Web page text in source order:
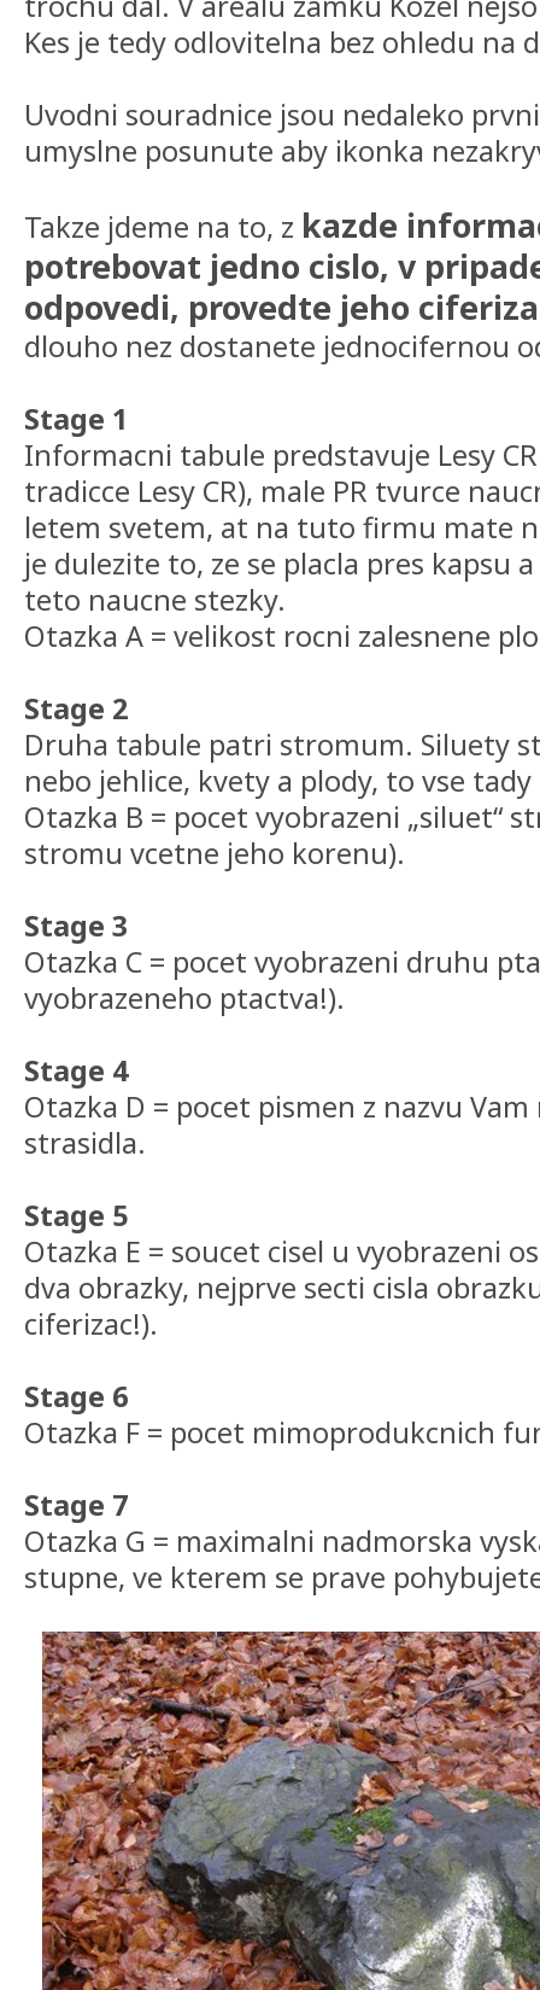
Kes je tedy odlovitelna bez ohledu na
Uvodni souradnice jsou nedaleko
umyslne posunute aby ikonka
Takze jdeme na to, z kazde
potrebovat jedno cislo, v
odpovedi, provedte jeho
dlouho nez dostanete jednocifernou
Stage 1
Informacni tabule predstavuje Lesy
tradicce Lesy CR), male PR tvurce
letem svetem, at na tuto firmu mate
je dulezite to, ze se placla pres kapsu
teto naucne stezky.
Otazka A = velikost rocni zalesnene
Stage 2
Druha tabule patri stromum. Siluety
nebo jehlice, kvety a plody, to vse
Otazka B = pocet vyobrazeni „siluet“
stromu vcetne jeho korenu).
Stage 3
Otazka C = pocet vyobrazeni druhu
vyobrazeneho ptactva!).
Stage 4
Otazka D = pocet pismen z nazvu
strasidla.
Stage 5
Otazka E = soucet cisel u vyobrazeni
dva obrazky, nejprve secti cisla
ciferizac!).
Stage 6
Otazka F = pocet mimoprodukcnich
Stage 7
Otazka G = maximalni nadmorska
stupne, ve kterem se prave